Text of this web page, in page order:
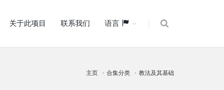
关于此项目 联系我们 语言
主页 合集分类 教法及其基础